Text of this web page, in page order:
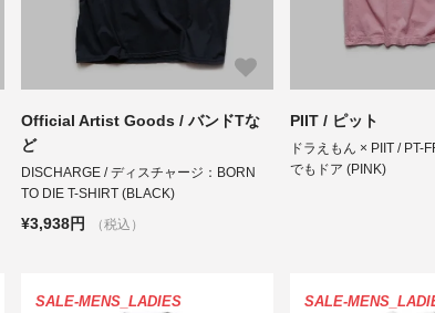
Official Artist Goods / バンドTな
ど
DISCHARGE / ディスチャージ：BORN
TO DIE T-SHIRT (BLACK)
¥3,938円 （税込）
PIIT / ピット
ドラえもん × PIIT / PT-
でもドア (PINK)
SALE-MENS_LADIES SALE-